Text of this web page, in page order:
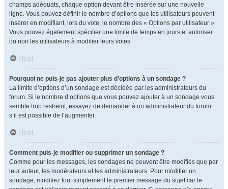
champs adéquats, chaque option devant être insérée sur une nouvelle
ligne. Vous pouvez définir le nombre d’options que les utilisateurs peuvent
insérer en modifiant, lors du vote, le nombre des « Options par utilisateur ».
Vous pouvez également spécifier une limite de temps en jours et autoriser
ou non les utilisateurs à modifier leurs votes.
Haut
Pourquoi ne puis-je pas ajouter plus d’options à un sondage ?
La limite d’options d’un sondage est décidée par les administrateurs du
forum. Si le nombre d’options que vous pouvez ajouter à un sondage vous
semble trop restreint, essayez de demander à un administrateur du forum
s’il est possible de l’augmenter.
Haut
Comment puis-je modifier ou supprimer un sondage ?
Comme pour les messages, les sondages ne peuvent être modifiés que par
leur auteur, les modérateurs et les administrateurs. Pour modifier un
sondage, modifiez tout simplement le premier message du sujet car le